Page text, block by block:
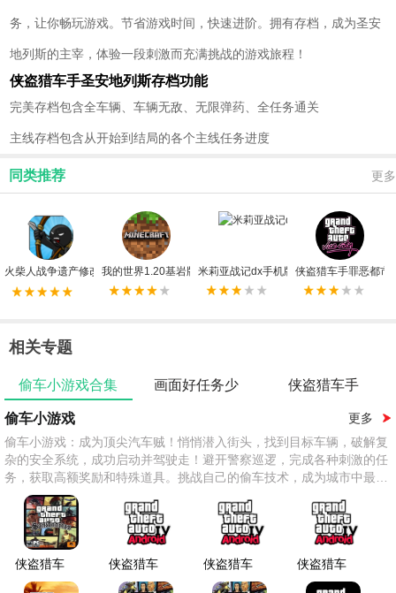
务，让你畅玩游戏。节省游戏时间，快速进阶。拥有存档，成为圣安
地列斯的主宰，体验一段刺激而充满挑战的游戏旅程！
侠盗猎车手圣安地列斯存档功能
完美存档包含全车辆、车辆无敌、无限弹药、全任务通关
主线存档包含从开始到结局的各个主线任务进度
同类推荐 更多
火柴人战争遗产修改器FF版我的世界1.20基岩版手机版米莉亚战记dx手机版 侠盗猎车手罪恶都市
相关专题
偷车小游戏合集 画面好任务少 侠盗猎车手
偷车小游戏
更多
偷车小游戏：成为顶尖汽车贼！悄悄潜入街头，找到目标车辆，破解复
杂的安全系统，成功启动并驾驶走！避开警察巡逻，完成各种刺激的任
务，获取高额奖励和特殊道具。挑战自己的偷车技术，成为城市中最狡
猾的贼！
侠盗猎车
手圣安地
侠盗猎车
手4自由
侠盗猎车
手4手机
侠盗猎车
手4中文